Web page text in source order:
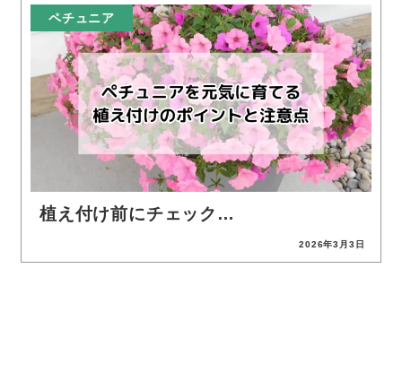
ペチュニア
植え付け前にチェック…
2026年3月3日